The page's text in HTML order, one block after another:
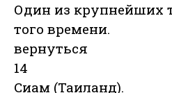
Один из крупнейших
того времени.
вернуться
14
Сиам (Таиланд).